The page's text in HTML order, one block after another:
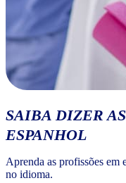
SAIBA DIZER
ESPANHOL
Aprenda as profissões em
no idioma.